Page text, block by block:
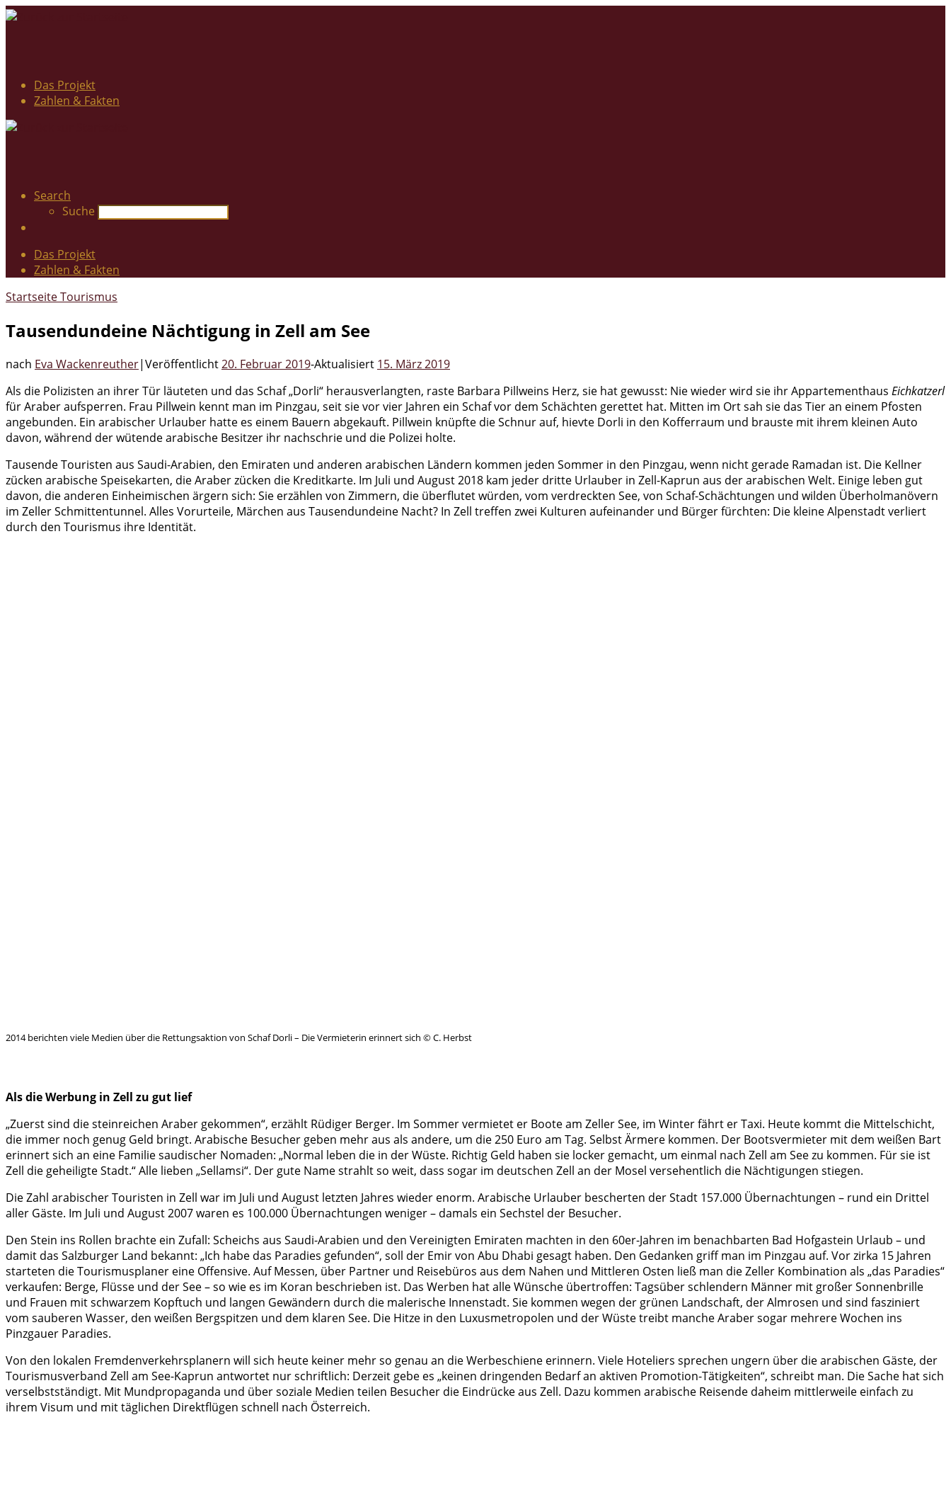
Das Projekt
Zahlen & Fakten
Search
Suche
Das Projekt
Zahlen & Fakten
StartseiteTourismus
Tausendundeine Nächtigung in Zell am See
nach Eva Wackenreuther|Veröffentlicht20. Februar 2019-Aktualisiert 15. März 2019
Als die Polizisten an ihrer Tür läuteten und das Schaf „Dorli“ herausverlangten, raste Barbara Pillweins Herz, sie hat gewusst: Nie wieder wird sie ihr Appartementhaus Eichkatzerl
für Araber aufsperren. Frau Pillwein kennt man im Pinzgau, seit sie vor vier Jahren ein Schaf vor dem Schächten gerettet hat. Mitten im Ort sah sie das Tier an einem Pfosten
angebunden. Ein arabischer Urlauber hatte es einem Bauern abgekauft. Pillwein knüpfte die Schnur auf, hievte Dorli in den Kofferraum und brauste mit ihrem kleinen Auto
davon, während der wütende arabische Besitzer ihr nachschrie und die Polizei holte.
Tausende Touristen aus Saudi-Arabien, den Emiraten und anderen arabischen Ländern kommen jeden Sommer in den Pinzgau, wenn nicht gerade Ramadan ist. Die Kellner
zücken arabische Speisekarten, die Araber zücken die Kreditkarte. Im Juli und August 2018 kam jeder dritte Urlauber in Zell-Kaprun aus der arabischen Welt. Einige leben gut
davon, die anderen Einheimischen ärgern sich: Sie erzählen von Zimmern, die überflutet würden, vom verdreckten See, von Schaf-Schächtungen und wilden Überholmanövern
im Zeller Schmittentunnel. Alles Vorurteile, Märchen aus Tausendundeine Nacht? In Zell treffen zwei Kulturen aufeinander und Bürger fürchten: Die kleine Alpenstadt verliert
durch den Tourismus ihre Identität.
2014 berichten viele Medien über die Rettungsaktion von Schaf Dorli – Die Vermieterin erinnert sich © C. Herbst
Als die Werbung in Zell zu gut lief
„Zuerst sind die steinreichen Araber gekommen“, erzählt Rüdiger Berger. Im Sommer vermietet er Boote am Zeller See, im Winter fährt er Taxi. Heute kommt die Mittelschicht,
die immer noch genug Geld bringt. Arabische Besucher geben mehr aus als andere, um die 250 Euro am Tag. Selbst Ärmere kommen. Der Bootsvermieter mit dem weißen Bart
erinnert sich an eine Familie saudischer Nomaden: „Normal leben die in der Wüste. Richtig Geld haben sie locker gemacht, um einmal nach Zell am See zu kommen. Für sie ist
Zell die geheiligte Stadt.“ Alle lieben „Sellamsi“. Der gute Name strahlt so weit, dass sogar im deutschen Zell an der Mosel versehentlich die Nächtigungen stiegen.
Die Zahl arabischer Touristen in Zell war im Juli und August letzten Jahres wieder enorm. Arabische Urlauber bescherten der Stadt 157.000 Übernachtungen – rund ein Drittel
aller Gäste. Im Juli und August 2007 waren es 100.000 Übernachtungen weniger – damals ein Sechstel der Besucher.
Den Stein ins Rollen brachte ein Zufall: Scheichs aus Saudi-Arabien und den Vereinigten Emiraten machten in den 60er-Jahren im benachbarten Bad Hofgastein Urlaub – und
damit das Salzburger Land bekannt: „Ich habe das Paradies gefunden“, soll der Emir von Abu Dhabi gesagt haben. Den Gedanken griff man im Pinzgau auf. Vor zirka 15 Jahren
starteten die Tourismusplaner eine Offensive. Auf Messen, über Partner und Reisebüros aus dem Nahen und Mittleren Osten ließ man die Zeller Kombination als „das Paradies“
verkaufen: Berge, Flüsse und der See – so wie es im Koran beschrieben ist. Das Werben hat alle Wünsche übertroffen: Tagsüber schlendern Männer mit großer Sonnenbrille
und Frauen mit schwarzem Kopftuch und langen Gewändern durch die malerische Innenstadt. Sie kommen wegen der grünen Landschaft, der Almrosen und sind fasziniert
vom sauberen Wasser, den weißen Bergspitzen und dem klaren See. Die Hitze in den Luxusmetropolen und der Wüste treibt manche Araber sogar mehrere Wochen ins
Pinzgauer Paradies.
Von den lokalen Fremdenverkehrsplanern will sich heute keiner mehr so genau an die Werbeschiene erinnern. Viele Hoteliers sprechen ungern über die arabischen Gäste, der
Tourismusverband Zell am See-Kaprun antwortet nur schriftlich: Derzeit gebe es „keinen dringenden Bedarf an aktiven Promotion-Tätigkeiten“, schreibt man. Die Sache hat sich
verselbstständigt. Mit Mundpropaganda und über soziale Medien teilen Besucher die Eindrücke aus Zell. Dazu kommen arabische Reisende daheim mittlerweile einfach zu
ihrem Visum und mit täglichen Direktflügen schnell nach Österreich.